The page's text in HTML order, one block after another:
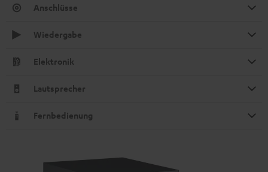
Anschlüsse
Wiedergabe
Elektronik
Lautsprecher
Fernbedienung